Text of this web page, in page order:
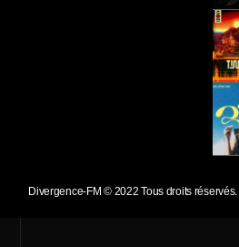
Divergence-FM © 2022 Tous droits réservés.